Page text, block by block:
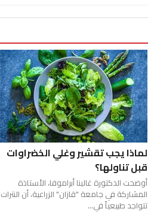
لماذا يجب تقشير وغلي الخضراوات
قبل تناولها؟
أوضحت الدكتورة غالينا أبراموفا، الأستاذة
المشاركة في جامعة "قازان" الزراعية، أن النترات
تتواجد طبيعياً في...